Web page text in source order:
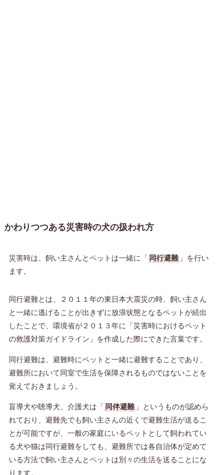
かわりつつある災害時の犬の扱われ方
災害時は、飼い主さんとペットは一緒に「同行避難」を行い
ます。
同行避難とは、２０１１年の東日本大震災の時、飼い主さん
と一緒に逃げることが出きずに放浪状態となるペットが続出
したことで、環境省が２０１３年に「災害時におけるペット
の救護対策ガイドライン」を作成した際にできた言葉です。
同行避難は、避難時にペットと一緒に避難することであり、
避難所において同室で生活を保障されるものではないことを
覚えておきましょう。
盲導犬や聴導犬、介護犬は「同伴避難」というものが認めら
れており、避難先でも飼い主さんの近くで避難生活が送るこ
とが可能ですが、一般の家庭にいるペットとして飼われてい
る犬や猫は同行避難をしても、避難所では各自治体が定めて
いる方法で飼い主さんとペットは別々の生活を送ることにな
ります。